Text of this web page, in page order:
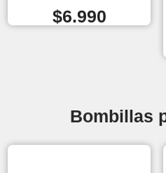
$6.990
Bombillas